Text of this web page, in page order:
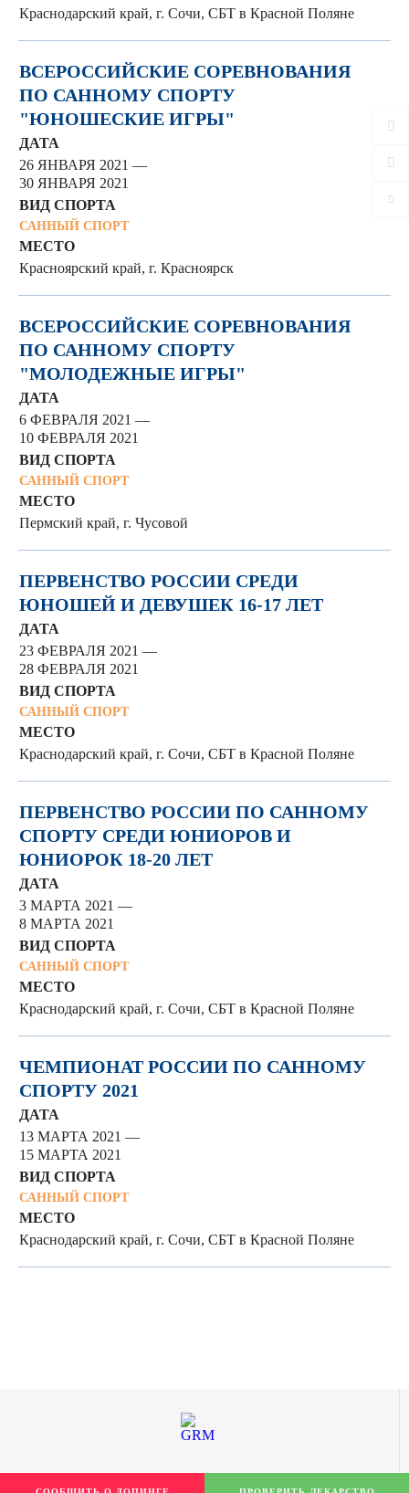
Краснодарский край, г. Сочи, СБТ в Красной Поляне
ВСЕРОССИЙСКИЕ СОРЕВНОВАНИЯ
ПО САННОМУ СПОРТУ
"ЮНОШЕСКИЕ ИГРЫ"
ДАТА
26 ЯНВАРЯ 2021 —
30 ЯНВАРЯ 2021
ВИД СПОРТА
САННЫЙ СПОРТ
МЕСТО
Красноярский край, г. Красноярск
ВСЕРОССИЙСКИЕ СОРЕВНОВАНИЯ
ПО САННОМУ СПОРТУ
"МОЛОДЕЖНЫЕ ИГРЫ"
ДАТА
6 ФЕВРАЛЯ 2021 —
10 ФЕВРАЛЯ 2021
ВИД СПОРТА
САННЫЙ СПОРТ
МЕСТО
Пермский край, г. Чусовой
ПЕРВЕНСТВО РОССИИ СРЕДИ
ЮНОШЕЙ И ДЕВУШЕК 16-17 ЛЕТ
ДАТА
23 ФЕВРАЛЯ 2021 —
28 ФЕВРАЛЯ 2021
ВИД СПОРТА
САННЫЙ СПОРТ
МЕСТО
Краснодарский край, г. Сочи, СБТ в Красной Поляне
ПЕРВЕНСТВО РОССИИ ПО САННОМУ
СПОРТУ СРЕДИ ЮНИОРОВ И
ЮНИОРОК 18-20 ЛЕТ
ДАТА
3 МАРТА 2021 —
8 МАРТА 2021
ВИД СПОРТА
САННЫЙ СПОРТ
МЕСТО
Краснодарский край, г. Сочи, СБТ в Красной Поляне
ЧЕМПИОНАТ РОССИИ ПО САННОМУ
СПОРТУ 2021
ДАТА
13 МАРТА 2021 —
15 МАРТА 2021
ВИД СПОРТА
САННЫЙ СПОРТ
МЕСТО
Краснодарский край, г. Сочи, СБТ в Красной Поляне